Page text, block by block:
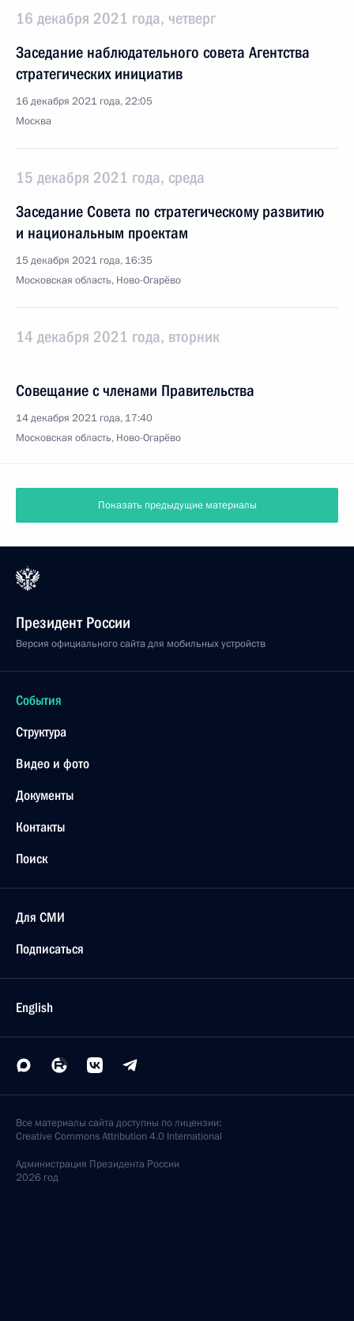
16 декабря 2021 года, четверг
Заседание наблюдательного совета Агентства
стратегических инициатив
16 декабря 2021 года, 22:05
Москва
15 декабря 2021 года, среда
Заседание Совета по стратегическому развитию
и национальным проектам
15 декабря 2021 года, 16:35
Московская область, Ново-Огарёво
14 декабря 2021 года, вторник
Совещание с членами Правительства
14 декабря 2021 года, 17:40
Московская область, Ново-Огарёво
Показать предыдущие материалы
Президент России
Версия официального сайта для мобильных устройств
События
Структура
Видео и фото
Документы
Контакты
Поиск
Для СМИ
Подписаться
English
Все материалы сайта доступны по лицензии:
Creative Commons Attribution 4.0 International
Администрация Президента России
2026 год